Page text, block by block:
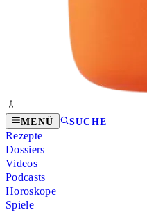
MENÜ SUCHE
Rezepte
Dossiers
Videos
Podcasts
Horoskope
Spiele